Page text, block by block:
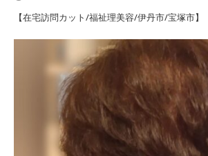
【在宅訪問カット/福祉理美容/伊丹市/宝塚市】